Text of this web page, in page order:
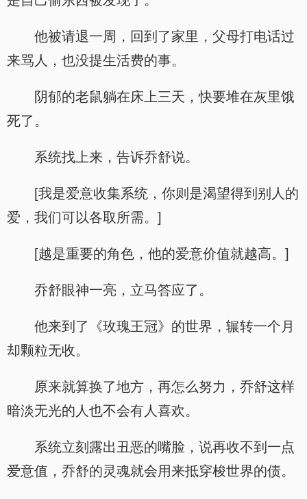
他被请退一周，回到了家里，父母打电话过
来骂人，也没提生活费的事。
阴郁的老鼠躺在床上三天，快要堆在灰里饿
死了。
系统找上来，告诉乔舒说。
[我是爱意收集系统，你则是渴望得到别人的
爱，我们可以各取所需。]
[越是重要的角色，他的爱意价值就越高。]
乔舒眼神一亮，立马答应了。
他来到了《玫瑰王冠》的世界，辗转一个月
却颗粒无收。
原来就算换了地方，再怎么努力，乔舒这样
暗淡无光的人也不会有人喜欢。
系统立刻露出丑恶的嘴脸，说再收不到一点
爱意值，乔舒的灵魂就会用来抵穿梭世界的债。